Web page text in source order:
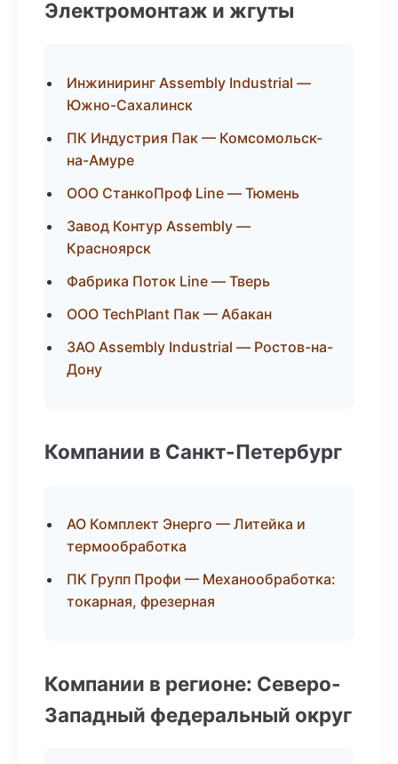
Электромонтаж и жгуты
Инжиниринг Assembly Industrial —
Южно-Сахалинск
ПК Индустрия Пак — Комсомольск-
на-Амуре
ООО СтанкоПроф Line — Тюмень
Завод Контур Assembly —
Красноярск
Фабрика Поток Line — Тверь
ООО TechPlant Пак — Абакан
ЗАО Assembly Industrial — Ростов-на-
Дону
Компании в Санкт-Петербург
АО Комплект Энерго — Литейка и
термообработка
ПК Групп Профи — Механообработка:
токарная, фрезерная
Компании в регионе: Северо-
Западный федеральный округ